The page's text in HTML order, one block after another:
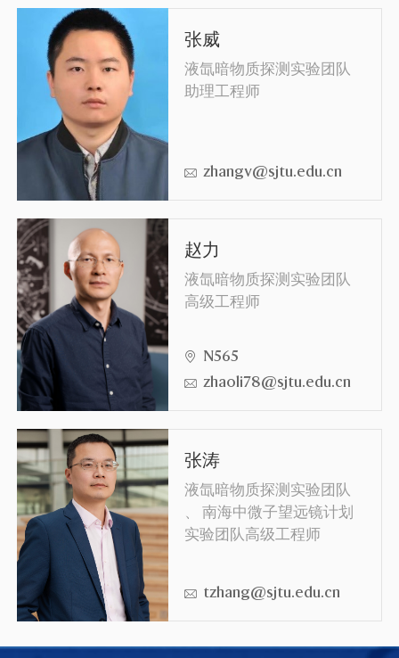
张威
液氙暗物质探测实验团队
助理工程师
zhangv@sjtu.edu.cn
赵力
液氙暗物质探测实验团队
高级工程师
N565
zhaoli78@sjtu.edu.cn
张涛
液氙暗物质探测实验团队
、 南海中微子望远镜计划
实验团队高级工程师
tzhang@sjtu.edu.cn